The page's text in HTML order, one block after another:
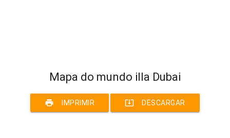
Mapa do mundo illa Dubai
print IMPRIMIR system_update_alt DESCARGAR